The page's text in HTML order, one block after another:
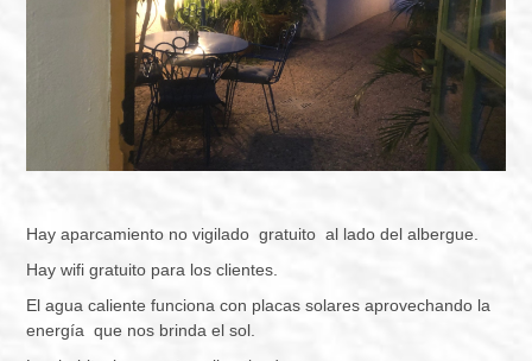
Hay aparcamiento no vigilado gratuito al lado del albergue.
Hay wifi gratuito para los clientes.
El agua caliente funciona con placas solares aprovechando la
energía que nos brinda el sol.